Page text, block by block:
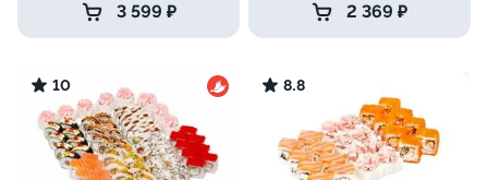
3 599 ₽ 2 369 ₽
10 8.8